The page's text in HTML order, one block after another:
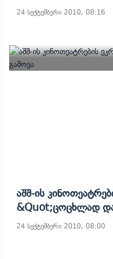
24 სექტემბერი 2010, 08:16
Აშშ-Ის
&quot;ცოცხლად
24 სექტემბერი 2010, 08:00